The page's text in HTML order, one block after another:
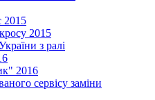
2015
2015
з ралі
2016
сервісу заміни